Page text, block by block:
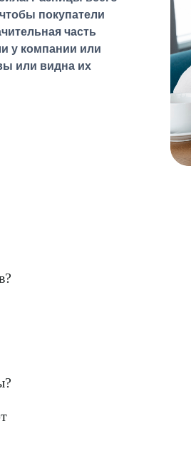
покупатели
часть
у компании или
или видна их